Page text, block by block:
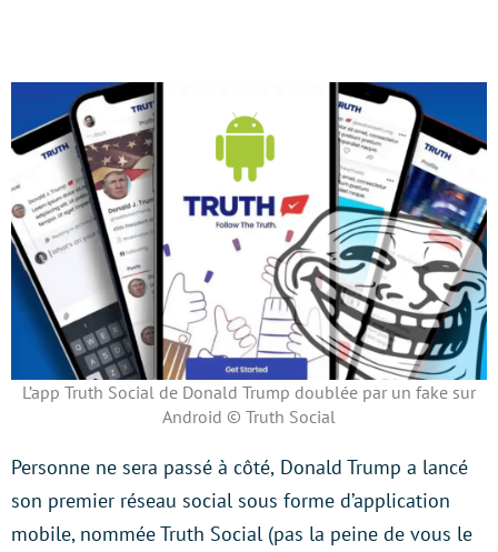
L’app Truth Social de Donald Trump doublée par un fake sur
Android © Truth Social
Personne ne sera passé à côté, Donald Trump a lancé
son premier réseau social sous forme d’application
mobile, nommée Truth Social (pas la peine de vous le